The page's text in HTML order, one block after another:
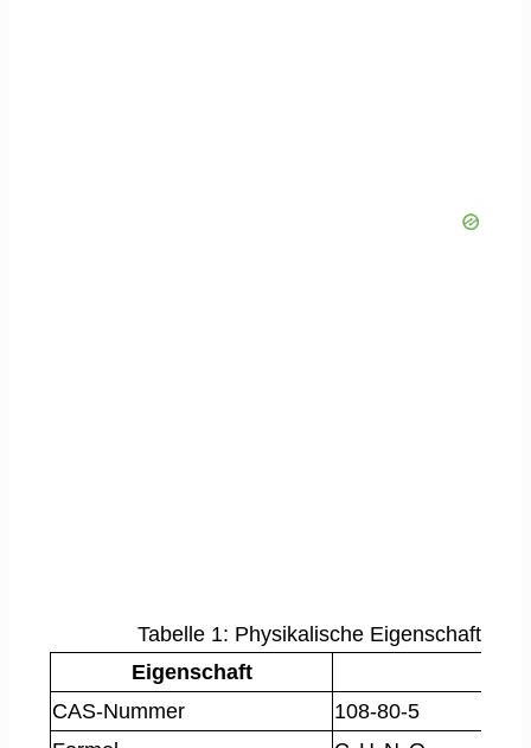
Tabelle 1: Physikalische Eigenschaften
Eigenschaft
CAS-Nummer
108-80-5